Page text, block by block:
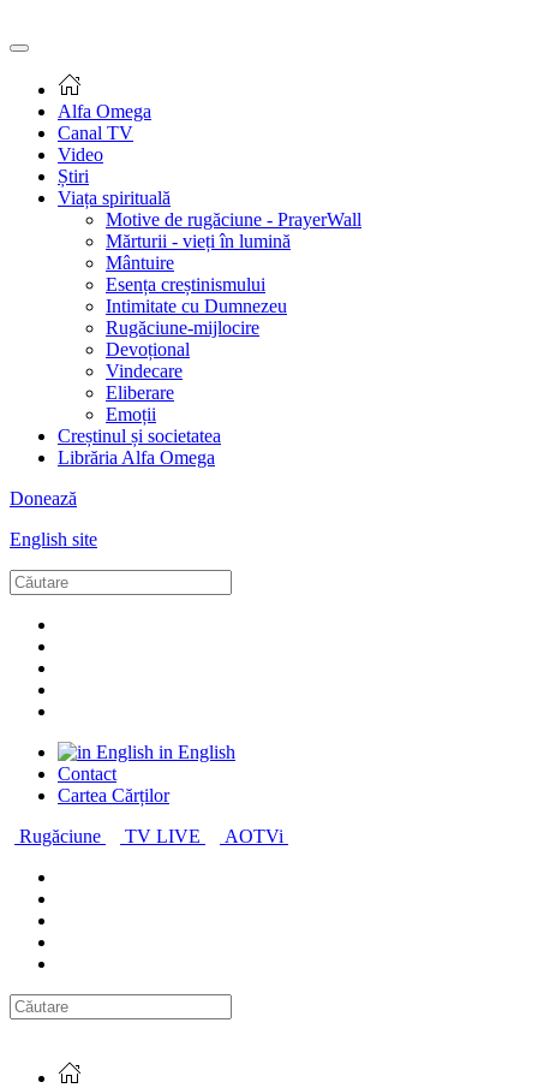
Alfa Omega
Canal TV
Video
Știri
Viața spirituală
Motive de rugăciune - PrayerWall
Mărturii - vieți în lumină
Mântuire
Esența creștinismului
Intimitate cu Dumnezeu
Rugăciune-mijlocire
Devoțional
Vindecare
Eliberare
Emoții
Creștinul și societatea
Librăria Alfa Omega
Donează
English site
in English
Contact
Cartea Cărților
Rugăciune
TV LIVE AOTVi